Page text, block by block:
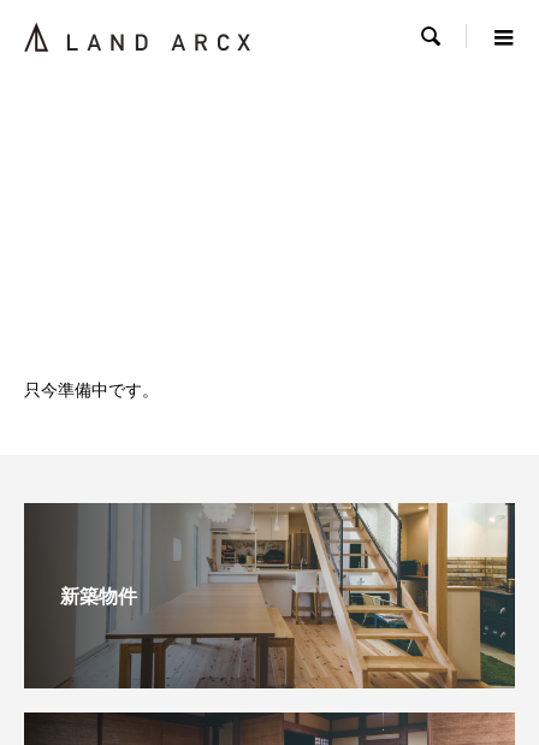

只今準備中です。
新築物件